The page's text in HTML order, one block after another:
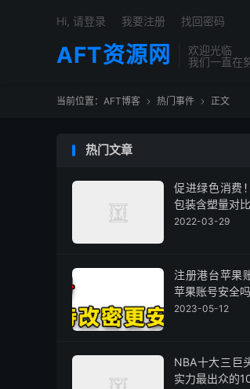
AFT资源网
欢迎光临
我们一直在
Hi, 请登录 我要注册 找回密码
当前位置： AFT博客  热门事件  正文
热门文章
促进绿色消费
包装含塑量对
2022-03-29
注册港台苹果
苹果账号安全吗
2023-05-12
NBA十大三巨
实力最出众的